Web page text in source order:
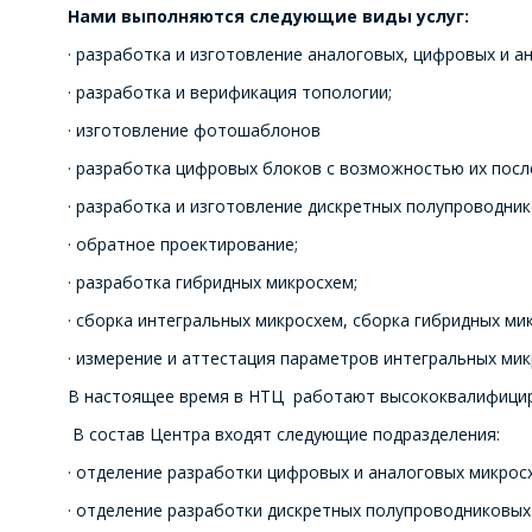
Нами выполняются следующие виды услуг:
· разработка и изготовление аналоговых, цифровых и
· разработка и верификация топологии;
· изготовление фотошаблонов
· разработка цифровых блоков с возможностью их
· разработка и изготовление дискретных
· обратное проектирование;
· разработка гибридных микросхем;
· сборка интегральных микросхем, сборка гибридных
· измерение и аттестация параметров интегральных
В настоящее время в НТЦ работают
В состав Центра входят следующие подразделения:
· отделение разработки цифровых и аналоговых
· отделение разработки дискретных